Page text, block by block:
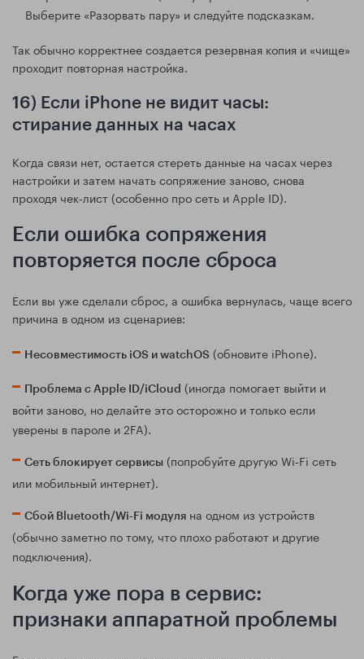
Выберите «Разорвать пару» и следуйте подсказкам.
Так обычно корректнее создается резервная копия и «чище»
проходит повторная настройка.
16) Если iPhone не видит часы:
стирание данных на часах
Когда связи нет, остается стереть данные на часах через
настройки и затем начать сопряжение заново, снова
проходя чек‑лист (особенно про сеть и Apple ID).
Если ошибка сопряжения
повторяется после сброса
Если вы уже сделали сброс, а ошибка вернулась, чаще всего
причина в одном из сценариев:
Несовместимость iOS и watchOS (обновите iPhone).
Проблема с Apple ID/iCloud (иногда помогает выйти и
войти заново, но делайте это осторожно и только если
уверены в пароле и 2FA).
Сеть блокирует сервисы (попробуйте другую Wi‑Fi сеть
или мобильный интернет).
Сбой Bluetooth/Wi‑Fi модуля на одном из устройств
(обычно заметно по тому, что плохо работают и другие
подключения).
Когда уже пора в сервис:
признаки аппаратной проблемы